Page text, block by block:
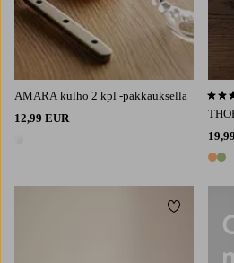
AMARA kulho 2 kpl -pakkauksella
12,99 EUR
2
4,5
Lisää